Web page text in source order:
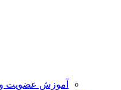
آموزش عضویت و